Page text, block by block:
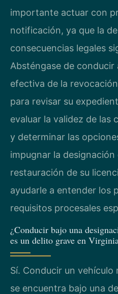
importante actuar con
notificación, ya que la
consecuencias legales
Absténgase de
efectiva de la
para revisar su
evaluar la validez de las
y determinar las
impugnar la designación
restauración de su
ayudarle a entender los
requisitos procesales
¿Conducir bajo una
es un delito grave en
Sí. Conducir un
se encuentra bajo una